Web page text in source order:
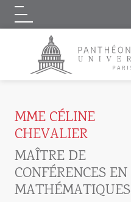
Logo
MME CÉLINE
CHEVALIER
MAÎTRE DE
CONFÉRENCES EN
MATHÉMATIQUES